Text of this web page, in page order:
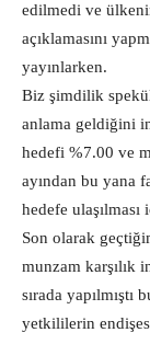
edilmedi ve
açıklamasını
yayınlarken.
Biz şimdilik
anlama geldiğini
hedefi %7.00 ve
ayından bu yana
hedefe
Son olarak
munzam karşılık
sırada yapılmıştı
yetkililerin